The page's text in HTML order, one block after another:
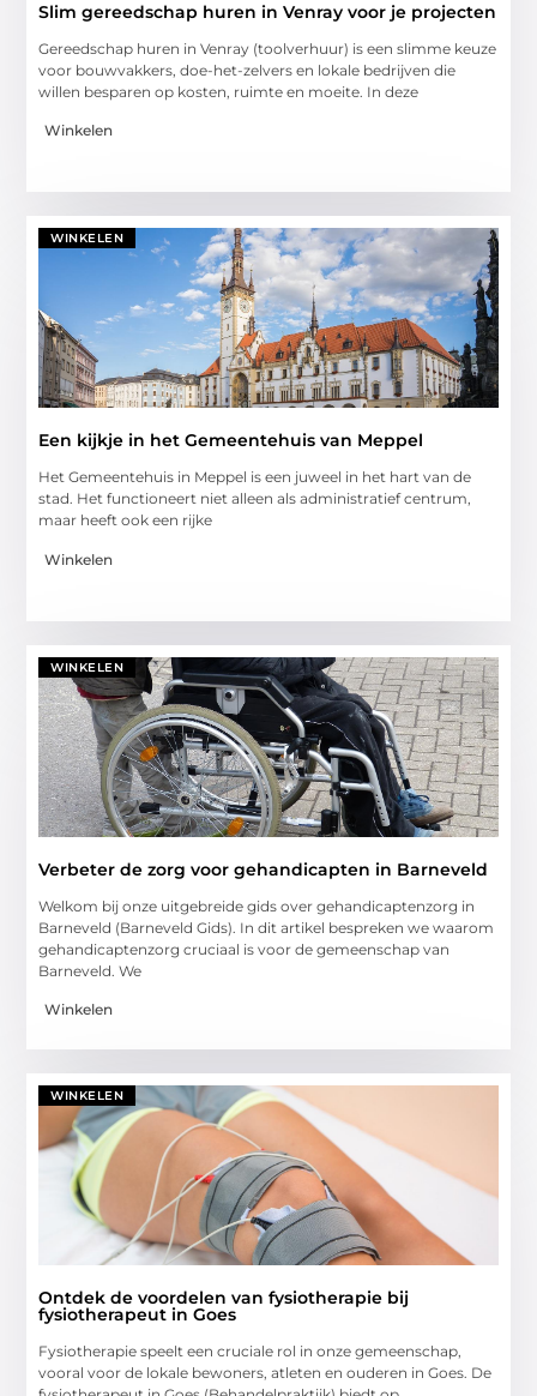
Slim gereedschap huren in Venray voor je projecten
Gereedschap huren in Venray (toolverhuur) is een slimme keuze
voor bouwvakkers, doe-het-zelvers en lokale bedrijven die
willen besparen op kosten, ruimte en moeite. In deze
Winkelen
WINKELEN
Een kijkje in het Gemeentehuis van Meppel
Het Gemeentehuis in Meppel is een juweel in het hart van de
stad. Het functioneert niet alleen als administratief centrum,
maar heeft ook een rijke
Winkelen
WINKELEN
Verbeter de zorg voor gehandicapten in Barneveld
Welkom bij onze uitgebreide gids over gehandicaptenzorg in
Barneveld (Barneveld Gids). In dit artikel bespreken we waarom
gehandicaptenzorg cruciaal is voor de gemeenschap van
Barneveld. We
Winkelen
WINKELEN
Ontdek de voordelen van fysiotherapie bij
fysiotherapeut in Goes
Fysiotherapie speelt een cruciale rol in onze gemeenschap,
vooral voor de lokale bewoners, atleten en ouderen in Goes. De